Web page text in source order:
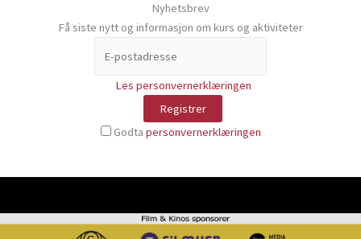
Nyhetsbrev
Få siste nytt og informasjon om kurs og aktiviteter
Les personvernerklæringen
Godta personvernerklæringen